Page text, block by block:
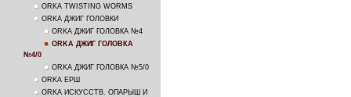
ORKA TWISTING WORMS
ORKA ДЖИГ ГОЛОВКИ
ORKA ДЖИГ ГОЛОВКА №4
ORKA ДЖИГ ГОЛОВКА
№4/0
ORKA ДЖИГ ГОЛОВКА №5/0
ORKA ЕРШ
ORKA ИСКУССТВ. ОПАРЫШ И